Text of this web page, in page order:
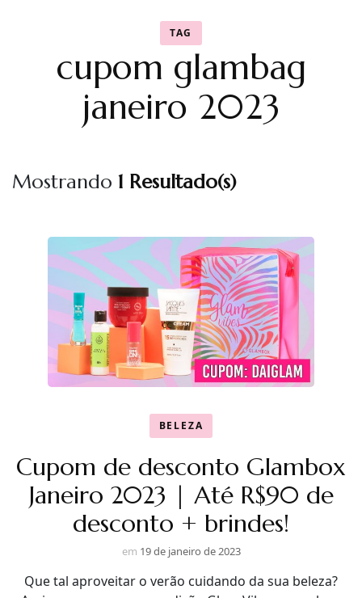
TAG
cupom glambag
janeiro 2023
Mostrando 1 Resultado(s)
BELEZA
Cupom de desconto Glambox
Janeiro 2023 | Até R$90 de
desconto + brindes!
em 19 de janeiro de 2023
Que tal aproveitar o verão cuidando da sua beleza?